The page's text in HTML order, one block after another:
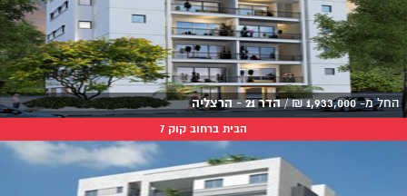
החל מ-1,933,000
₪
/ הדר 21 - הרצליה
הבית ברחוב קוק 7